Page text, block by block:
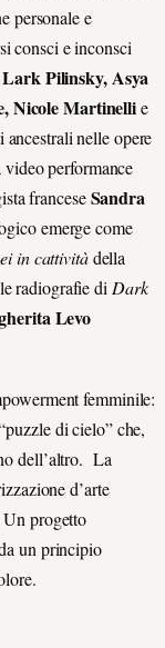
personale e
consci e inconsci
Lark Pilinsky, Asya
Nicole Martinellie
nelle opere
video performance
franceseSandra
emerge come
in cattivitàdella
radiografie di Dark
Levo
femminile:
di cielo” che,
dell’altro. La
d’arte
Un progetto
un principio